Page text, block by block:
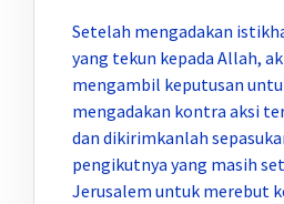
Setelah mengadakan
yang tekun kepada Allah,
mengambil keputusan
mengadakan kontra aksi
dan dikirimkanlah
pengikutnya yang masih
Jerusalem untuk merebut